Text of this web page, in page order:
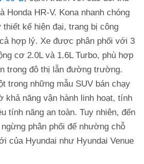
Honda HR-V. Kona nhanh chóng
kế hiện đại, trang bị công
hợp lý. Xe được phân phối với 3
cơ 2.0L và 1.6L Turbo, phù hợp
trong đô thị lẫn đường trường.
trong những mẫu SUV bán chạy
khả năng vận hành linh hoạt, tính
tính năng an toàn. Tuy nhiên, đến
phân phối để nhường chỗ
của Hyundai như Hyundai Venue